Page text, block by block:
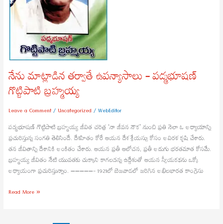
నేను మాట్లాడిన తర్వాతే ఉపన్యాసాలు – పద్మభూషణ్
గొట్టిపాటి బ్రహ్మయ్య
Leave a Comment/ Uncategorized /WebEditor
పద్మభూషణ్ గొట్టిపాటి బ్రహ్మయ్య జీవిత చరిత్ర ‘నా జీవన నౌక’ నుంచి ప్రతి నెలా ఓ అధ్యాయాన్ని
ప్రచురిస్తున్న సంగతి తెలిసిందే. దేశహితం కోరే ఆయన దేశ శ్రేయస్సు కోసం అవిరళ కృషి చేశారు.
తన జీవితాన్ని దేశానికి అంకితం చేశారు. ఆయన ప్రతీ ఆలోచన, ప్రతీ అడుగు భరతమాత కోసమే.
బ్రహ్మయ్య జీవితం నేటి యువతకు చుక్కాని కాగలదన్న ఉద్దేశంతో ఆయన స్వీయకథను ఒక్కో
అధ్యాయంగా ప్రచురిస్తున్నాం. —————- 1921లో బెజవాడలో జరిగిన అఖిలభారత కాంగ్రెసు
Read More »